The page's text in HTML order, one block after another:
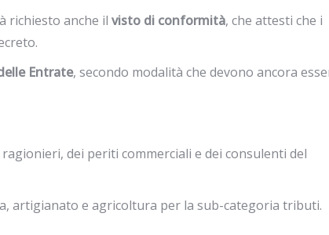
richiesto anche il visto di conformità, che attesti che i
Entrate, secondo modalità che devono ancora
ragionieri, dei periti commerciali e dei consulenti del
artigianato e agricoltura per la sub-categoria tributi.